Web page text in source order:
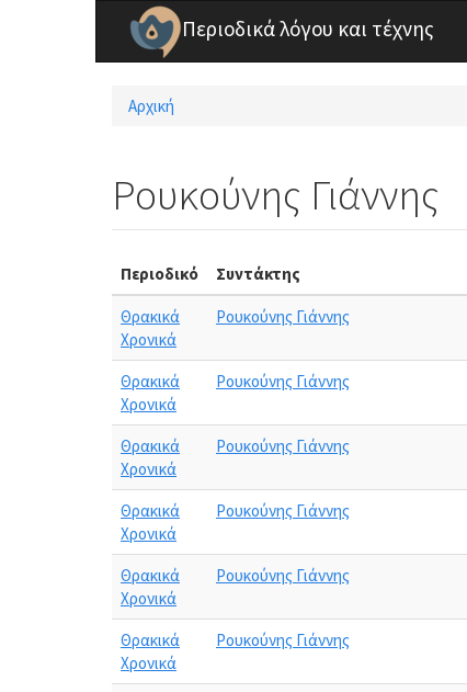
Παράκαμψη προς το κυρίως περιεχόμενο
Περιοδικά λόγου και τέχνης
Είστε εδώ
Αρχική
Ρουκούνης Γιάννης
Περιοδικό Συντάκτης
Θρακικά
Χρονικά
Ρουκούνης Γιάννης
Θρακικά
Χρονικά
Ρουκούνης Γιάννης
Θρακικά
Χρονικά
Ρουκούνης Γιάννης
Θρακικά
Χρονικά
Ρουκούνης Γιάννης
Θρακικά
Χρονικά
Ρουκούνης Γιάννης
Θρακικά
Χρονικά
Ρουκούνης Γιάννης